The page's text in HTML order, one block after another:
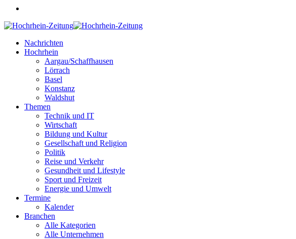
Nachrichten
Hochrhein
Aargau/Schaffhausen
Lörrach
Basel
Konstanz
Waldshut
Themen
Technik und IT
Wirtschaft
Bildung und Kultur
Gesellschaft und Religion
Politik
Reise und Verkehr
Gesundheit und Lifestyle
Sport und Freizeit
Energie und Umwelt
Termine
Kalender
Branchen
Alle Kategorien
Alle Unternehmen